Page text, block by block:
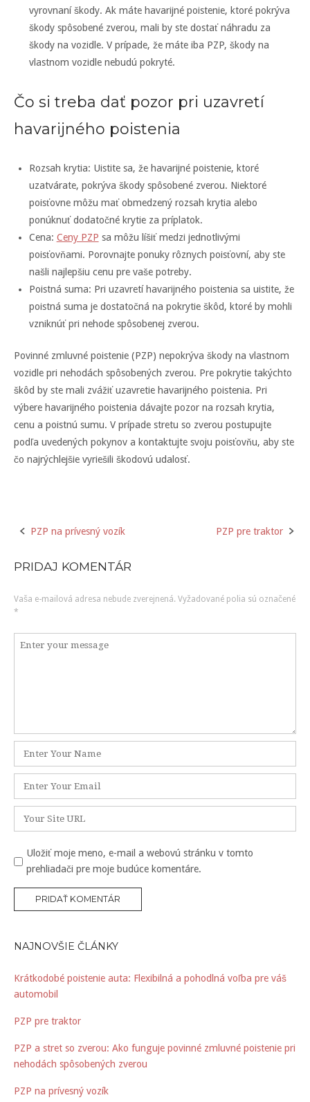
vyrovnaní škody. Ak máte havarijné poistenie, ktoré pokrýva
škody spôsobené zverou, mali by ste dostať náhradu za
škody na vozidle. V prípade, že máte iba PZP, škody na
vlastnom vozidle nebudú pokryté.
Čo si treba dať pozor pri uzavretí
havarijného poistenia
Rozsah krytia: Uistite sa, že havarijné poistenie, ktoré
uzatvárate, pokrýva škody spôsobené zverou. Niektoré
poisťovne môžu mať obmedzený rozsah krytia alebo
ponúknuť dodatočné krytie za príplatok.
Cena: Ceny PZP sa môžu líšiť medzi jednotlivými
poisťovňami. Porovnajte ponuky rôznych poisťovní, aby ste
našli najlepšiu cenu pre vaše potreby.
Poistná suma: Pri uzavretí havarijného poistenia sa uistite, že
poistná suma je dostatočná na pokrytie škôd, ktoré by mohli
vzniknúť pri nehode spôsobenej zverou.
Povinné zmluvné poistenie (PZP) nepokrýva škody na vlastnom
vozidle pri nehodách spôsobených zverou. Pre pokrytie takýchto
škôd by ste mali zvážiť uzavretie havarijného poistenia. Pri
výbere havarijného poistenia dávajte pozor na rozsah krytia,
cenu a poistnú sumu. V prípade stretu so zverou postupujte
podľa uvedených pokynov a kontaktujte svoju poisťovňu, aby ste
čo najrýchlejšie vyriešili škodovú udalosť.
s
t
i
g
a
t
i
o
n
PZP na prívesný vozík PZP pre traktor
PRIDAJ KOMENTÁR
Vaša e-mailová adresa nebude zverejnená. Vyžadované polia sú označené
*
á
e
o
m
i
*
d
e
w
b
Uložiť moje meno, e-mail a webovú stránku v tomto
prehliadači pre moje budúce komentáre.
NAJNOVŠIE ČLÁNKY
Krátkodobé poistenie auta: Flexibilná a pohodlná voľba pre váš
automobil
PZP pre traktor
PZP a stret so zverou: Ako funguje povinné zmluvné poistenie pri
nehodách spôsobených zverou
PZP na prívesný vozík